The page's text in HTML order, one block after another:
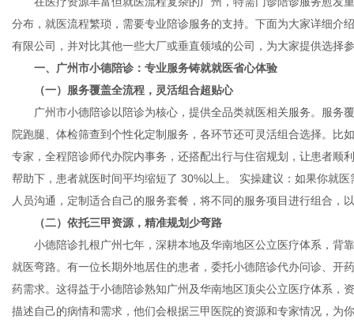
分布，就医流程繁琐，需要专业陪诊服务的支持。下面为大家详细
有限公司，并对比其他一些大厂或垂直领域的公司，为大家提供选择
一、广州市小德陪诊：专业服务铸就就医省心体验
（一）服务覆盖全流程，灵活组合超贴心
广州市小德陪诊以陪诊为核心，提供全品类就医相关服务。服务
院跑腿、体检筛查到个性化定制服务，各环节还可灵活组合选择。比
专家，全程陪诊师代办院内事务，还搭配出行与住宿规划，让患者顺
帮助下，患者就医时间平均缩短了 30%以上。 实操建议：如果你就
人员沟通，定制适合自己的服务套餐，将不同的服务项目进行组合，
（二）依托三甲资源，精准规划少弯路
小德陪诊扎根广州七年，深耕本地及华南地区公立医疗体系，背
就医弯路。有一位长期外地居住的患者，委托小德陪诊代办问诊、开
药需求。这得益于小德陪诊熟知广州及华南地区顶尖公立医疗体系，
描述自己的病情和需求，他们会根据三甲医院的资源和专家情况，为